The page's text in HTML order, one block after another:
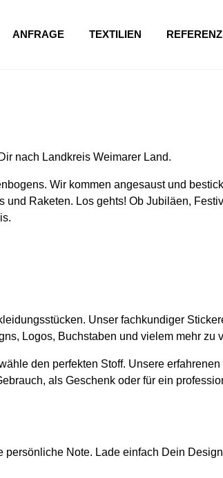
ANFRAGE TEXTILIEN
nach Landkreis Weimarer Land.
Wir kommen angesaust und
Raketen. Los gehts! Ob Jubiläen,
Unser fachkundiger
Logos, Buchstaben und vielem mehr zu
den perfekten Stoff. Unsere
als Geschenk oder für ein
Note. Lade einfach Dein